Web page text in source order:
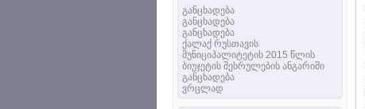
განცხადება
განცხადება
განცხადება
ქალაქ რუსთავის
მუნიციპალიტეტის 2015 წლის
ბიუჯეტის შესრულების ანგარიში
განცხადება
ვრცლად